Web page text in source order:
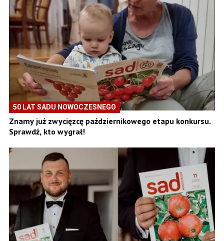
50 LAT SADU NOWOCZESNEGO
Znamy już zwycięzcę październikowego etapu konkursu.
Sprawdź, kto wygrał!